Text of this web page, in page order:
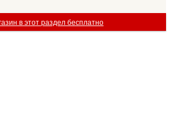
в этот раздел бесплатно